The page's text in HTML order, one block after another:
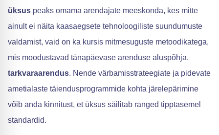
üksus peaks omama arendajate meeskonda, kes mitte
ainult ei näita kaasaegsete tehnoloogiliste suundumuste
valdamist, vaid on ka kursis mitmesuguste metoodikatega,
mis moodustavad tänapäevase arenduse aluspõhja.
tarkvaraarendus. Nende värbamisstrateegiate ja pidevate
ametialaste täiendusprogrammide kohta järelepärimine
võib anda kinnitust, et üksus säilitab ranged tipptasemel
standardid.